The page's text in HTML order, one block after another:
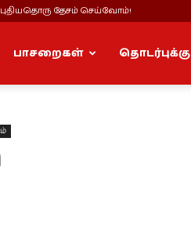
புதியதொரு தேசம் செய்வோம்!
பாசறைகள் தொடர்புக்கு